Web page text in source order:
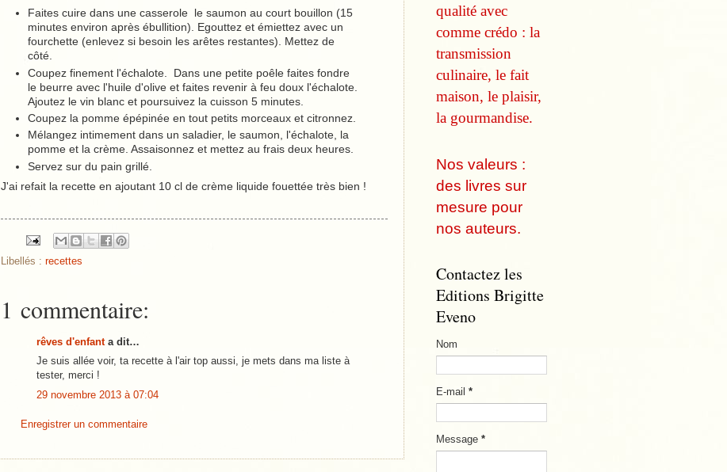
Faites cuire dans une casserole le saumon au court bouillon (15
minutes environ après ébullition). Egouttez et émiettez avec un
fourchette (enlevez si besoin les arêtes restantes). Mettez de
côté.
Coupez finement l'échalote. Dans une petite poêle faites fondre
le beurre avec l'huile d'olive et faites revenir à feu doux l'échalote.
Ajoutez le vin blanc et poursuivez la cuisson 5 minutes.
Coupez la pomme épépinée en tout petits morceaux et citronnez.
Mélangez intimement dans un saladier, le saumon, l'échalote, la
pomme et la crème. Assaisonnez et mettez au frais deux heures.
Servez sur du pain grillé.
J'ai refait la recette en ajoutant 10 cl de crème liquide fouettée très bien !
Libellés : recettes
1 commentaire:
rêves d'enfanta dit…
Je suis allée voir, ta recette à l'air top aussi, je mets dans ma liste à
tester, merci !
29 novembre 2013 à 07:04
Enregistrer un commentaire
qualité avec
comme crédo : la
transmission
culinaire, le fait
maison, le plaisir,
la gourmandise.
Nos valeurs :
des livres sur
mesure pour
nos auteurs.
Contactez les
Editions Brigitte
Eveno
Nom
E-mail *
Message *